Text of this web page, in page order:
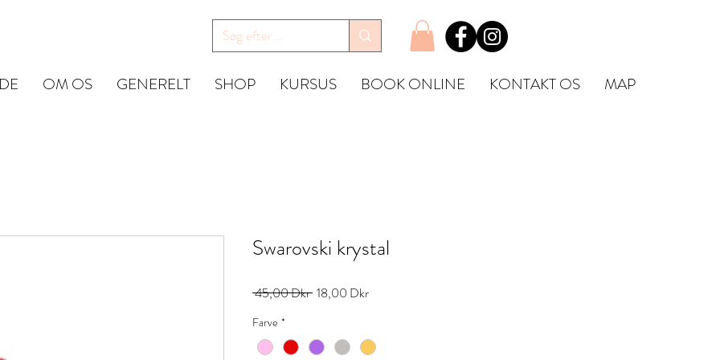
OM OS GENERELT SHOP KURSUS BOOK ONLINE KONTAKT OS MAP
Swarovski krystal
45,00 Dkr Ordinarie
18,00 DkrReapris
Farve *